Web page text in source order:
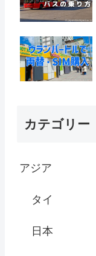
カテゴリー
アジア
タイ
日本